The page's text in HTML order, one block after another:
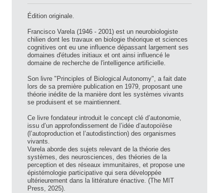
Édition originale.
Francisco Varela (1946 - 2001) est un neurobiologiste
chilien dont les travaux en biologie théorique et sciences
cognitives ont eu une influence dépassant largement ses
domaines d'études initiaux et ont ainsi influencé le
domaine de recherche de l'intelligence artificielle.
Son livre "Principles of Biological Autonomy", a fait date
lors de sa première publication en 1979, proposant une
théorie inédite de la manière dont les systèmes vivants
se produisent et se maintiennent.
Ce livre fondateur introduit le concept clé d’autonomie,
issu d’un approfondissement de l’idée d’autopoïèse
(l’autoproduction et l’autodistinction) des organismes
vivants.
Varela aborde des sujets relevant de la théorie des
systèmes, des neurosciences, des théories de la
perception et des réseaux immunitaires, et propose une
épistémologie participative qui sera développée
ultérieurement dans la littérature énactive. (The MIT
Press, 2025).